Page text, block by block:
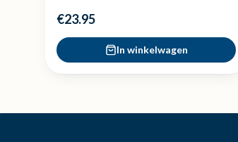
€23.95
In winkelwagen